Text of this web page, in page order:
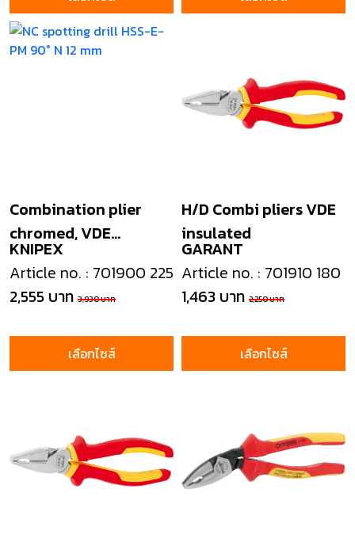
KNIPEX
Combination plier
chromed, VDE
insulated
Article no. : 701900 225
2,555 บาท 3,930 บาท
เลือกไซส์
GARANT
H/D Combi pliers VDE
insulated
Article no. : 701910 180
1,463 บาท 2,250 บาท
เลือกไซส์